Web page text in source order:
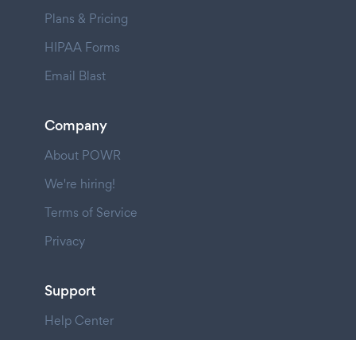
Plans & Pricing
HIPAA Forms
Email Blast
Company
About POWR
We're hiring!
Terms of Service
Privacy
Support
Help Center